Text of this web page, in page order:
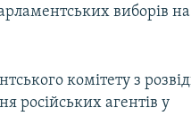
виборів на
комітету з
російських агентів у